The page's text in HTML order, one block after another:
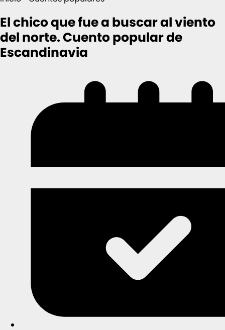
El chico que fue a buscar al viento
del norte. Cuento popular de
Escandinavia